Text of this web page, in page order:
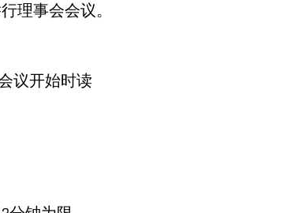
理事会会议。
议开始时读